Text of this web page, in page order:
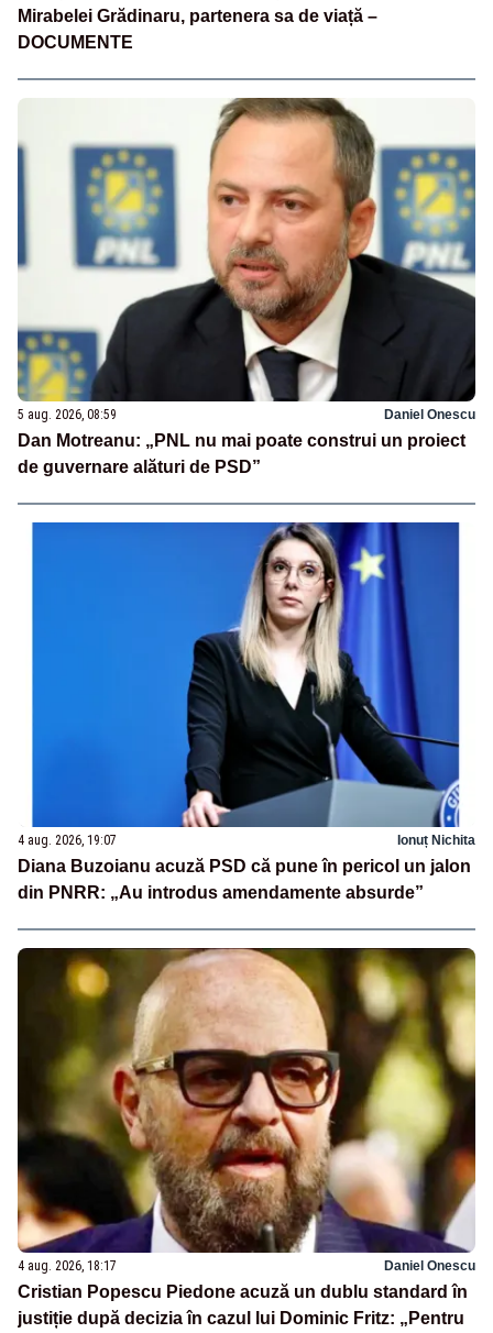
Mirabelei Grădinaru, partenera sa de viață –
DOCUMENTE
5 aug. 2026, 08:59 Daniel Onescu
Dan Motreanu: „PNL nu mai poate construi un proiect
de guvernare alături de PSD”
4 aug. 2026, 19:07 Ionuț Nichita
Diana Buzoianu acuză PSD că pune în pericol un jalon
din PNRR: „Au introdus amendamente absurde”
4 aug. 2026, 18:17 Daniel Onescu
Cristian Popescu Piedone acuză un dublu standard în
justiție după decizia în cazul lui Dominic Fritz: „Pentru